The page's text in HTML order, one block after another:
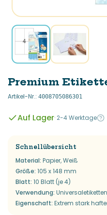
Premium
Artikel-Nr.: 4008705086301
Auf Lager· 2-4 Werktage
Schnellübersicht
Material: Papier, Weiß
Größe: 105 x 148 mm
Blatt: 10 Blatt (je 4)
Verwendung: Universaletiketten
Eigenschaft: Extrem stark